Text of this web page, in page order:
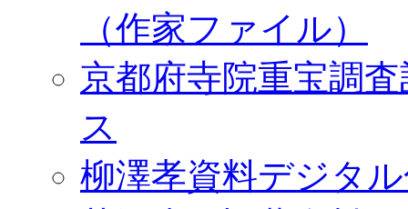
（作家ファイル）
京都府寺院重宝調
ス
柳澤孝資料デジタ